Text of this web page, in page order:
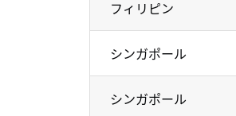
フィリピン
シンガポール
シンガポール